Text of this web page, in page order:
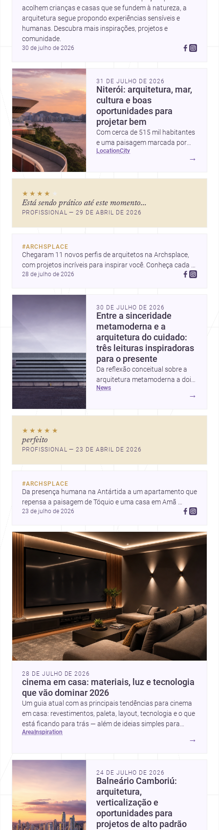
acolhem crianças e casas que se fundem à natureza, a
arquitetura segue propondo experiências sensíveis e
humanas. Descubra mais inspirações, projetos e
comunidade.
30 de julho de 2026
31 DE JULHO DE 2026
Niterói: arquitetura, mar,
cultura e boas
oportunidades para
projetar bem
Com cerca de 515 mil habitantes
e uma paisagem marcada por
ícones como o Museu de Arte
mercado interessante para quem
quer construir, reformar ou
location city
→
★★★★ ★
Está sendo prático até este momento...
PROFISSIONAL — 29 DE ABRIL DE 2026
#ARCHSPLACE
Chegaram 11 novos perfis de arquitetos na Archsplace,
com projetos incríveis para inspirar você. Conheça cada
perfil e descubra novas ideias para seus próximos
28 de julho de 2026
30 DE JULHO DE 2026
Entre a sinceridade
metamoderna e a
arquitetura do cuidado:
três leituras inspiradoras
para o presente
Da reflexão conceitual sobre a
arquitetura metamoderna a dois
projetos que colocam escala
humana, bem-estar e experiência
pensar forma, uso e emoção
news
→
★★★★★
perfeito
PROFISSIONAL — 23 DE ABRIL DE 2026
#ARCHSPLACE
Da presença humana na Antártida a um apartamento que
repensa a paisagem de Tóquio e uma casa em Amã
integrada ao terreno. Descubra mais inspirações, projetos
23 de julho de 2026
28 DE JULHO DE 2026
cinema em casa: materiais, luz e tecnologia
que vão dominar 2026
Um guia atual com as principais tendências para cinema
em casa: revestimentos, paleta, layout, tecnologia e o que
está ficando para trás — além de ideias simples para
atualizar sem reforma completa.
area inspiration
→
24 DE JULHO DE 2026
Balneário Camboriú:
arquitetura,
verticalização e
oportunidades para
projetos de alto padrão